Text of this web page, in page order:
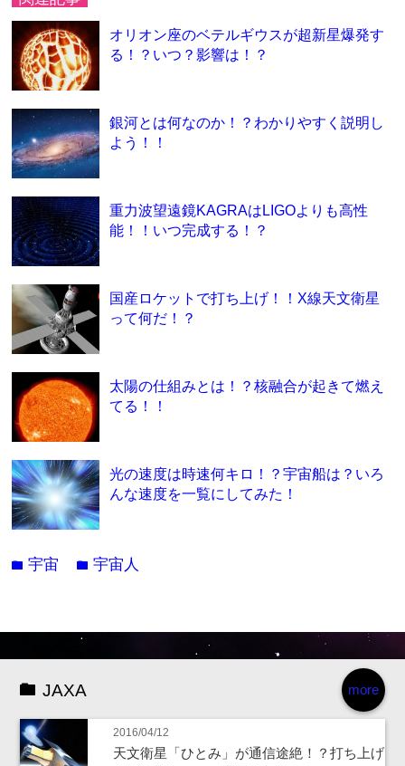
オリオン座のベテルギウスが超新星爆発す
る！？いつ？影響は！？
銀河とは何なのか！？わかりやすく説明し
よう！！
重力波望遠鏡KAGRAはLIGOよりも高性
能！！いつ完成する！？
国産ロケットで打ち上げ！！X線天文衛星
って何だ！？
太陽の仕組みとは！？核融合が起きて燃え
てる！！
光の速度は時速何キロ！？宇宙船は？いろ
んな速度を一覧にしてみた！
folder宇宙 folder宇宙人
more
JAXA
2016/04/12
天文衛星「ひとみ」が通信途絶！？打ち上げ